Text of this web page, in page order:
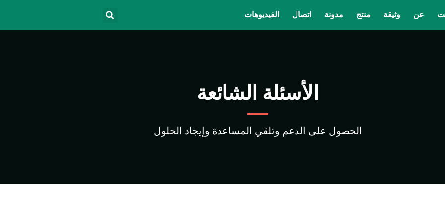
عن وثيقة منتج مدونة اتصال الفيديوهات
الأسئلة الشائعة
الحصول على الدعم وتلقي المساعدة وإيجاد الحلول